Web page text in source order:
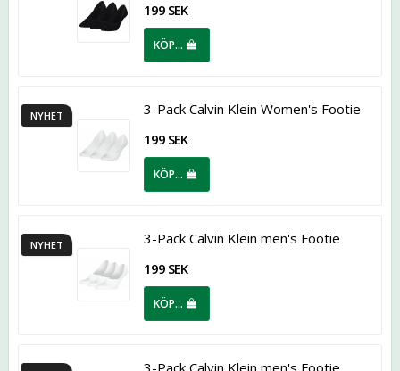
199 SEK
KÖP…
NYHET
3-Pack Calvin Klein Women's Footie
199 SEK
KÖP…
NYHET
3-Pack Calvin Klein men's Footie
199 SEK
KÖP…
3-Pack Calvin Klein men's Footie